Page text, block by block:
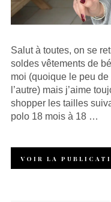
Salut à toutes, on se
soldes vêtements de
moi (quoique le peu
l’autre) mais j’aime
shopper les tailles
polo 18 mois à 18 …
VOIR LA